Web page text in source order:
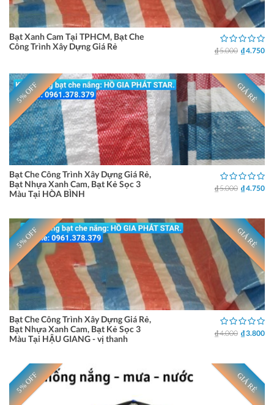
Bạt Xanh Cam Tại TPHCM, Bạt Che
Công Trình Xây Dựng Giá Rẻ
₫ 5.000 ₫ 4.750
5% OFF GIÁ RẺ
Bạt Che Công Trình Xây Dựng Giá Rẻ,
Bạt Nhựa Xanh Cam, Bạt Kẻ Sọc 3
Màu Tại HÒA BÌNH
₫ 5.000 ₫ 4.750
5% OFF GIÁ RẺ
Bạt Che Công Trình Xây Dựng Giá Rẻ,
Bạt Nhựa Xanh Cam, Bạt Kẻ Sọc 3
Màu Tại HẬU GIANG - vị thanh
₫ 4.000 ₫ 3.800
5% OFF GIÁ RẺ